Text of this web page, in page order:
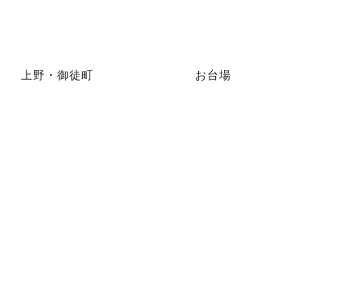
上野・御徒町 お台場